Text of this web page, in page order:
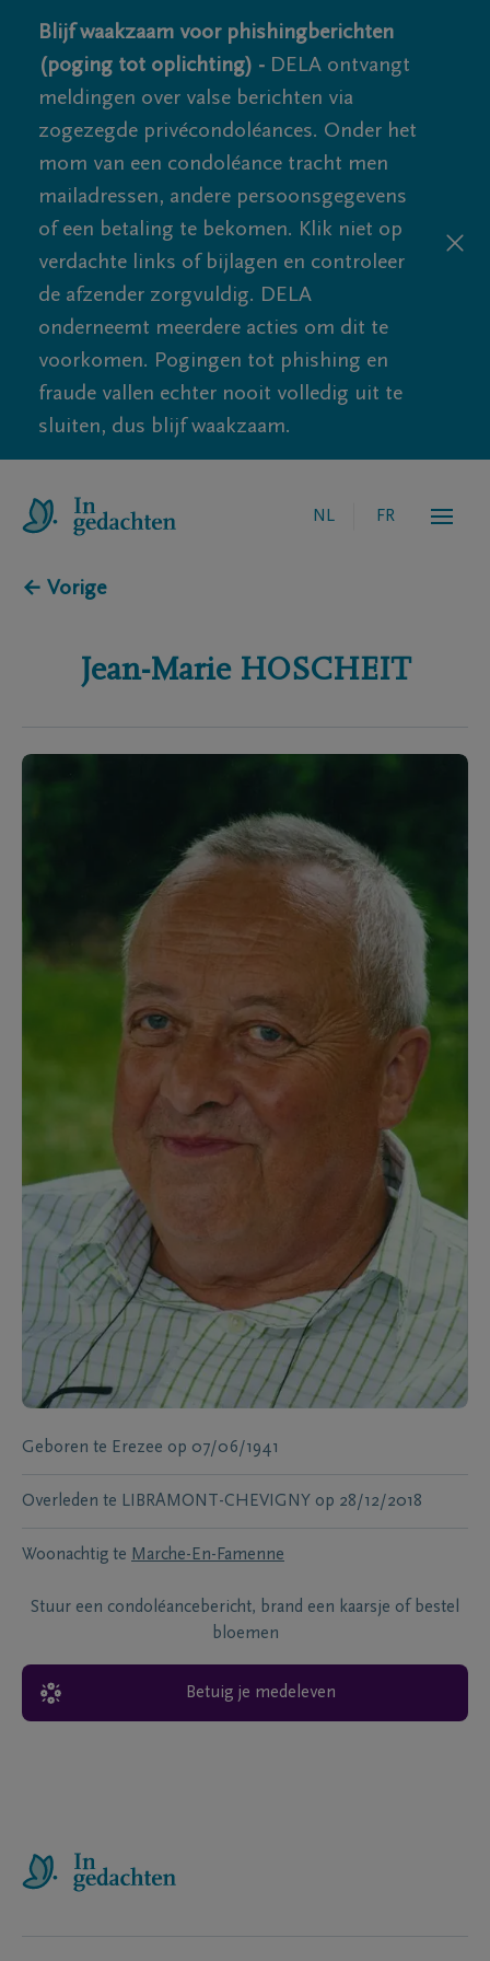
Blijf waakzaam voor phishingberichten
(poging tot oplichting) - DELA ontvangt
meldingen over valse berichten via
zogezegde privécondoléances. Onder het
mom van een condoléance tracht men
mailadressen, andere persoonsgegevens
of een betaling te bekomen. Klik niet op
verdachte links of bijlagen en controleer
de afzender zorgvuldig. DELA
onderneemt meerdere acties om dit te
voorkomen. Pogingen tot phishing en
fraude vallen echter nooit volledig uit te
sluiten, dus blijf waakzaam.
NL FR
← Vorige
Jean-Marie HOSCHEIT
Geboren te Erezee op 07/06/1941
Overleden te LIBRAMONT-CHEVIGNY op 28/12/2018
Woonachtig te Marche-En-Famenne
Stuur een condoléancebericht, brand een kaarsje of bestel
bloemen
Betuig je medeleven